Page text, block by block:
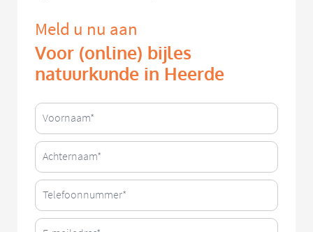
Meld u nu aan
Voor (online) bijles
natuurkunde in Heerde